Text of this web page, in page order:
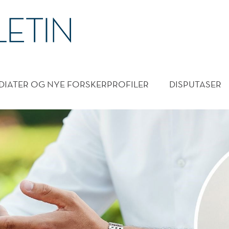
OG NYE FORSKERPROFILER DISPUTASER